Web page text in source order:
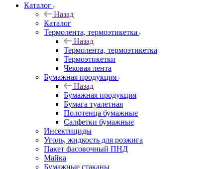
Каталог
Назад
Каталог
Термолента, термоэтикетка
Назад
Термолента, термоэтикетка
Термоэтикетки
Чековая лента
Бумажная продукция
Назад
Бумажная продукция
Бумага туалетная
Полотенца бумажные
Салфетки бумажные
Инсектициды
Уголь, жидкость для розжига
Пакет фасовочный ПНД
Майка
Бумажные стаканы